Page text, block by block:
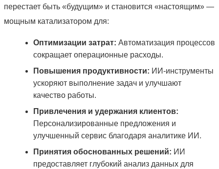
перестает быть «будущим» и становится «настоящим» —
мощным катализатором для:
Оптимизации затрат: Автоматизация процессов
сокращает операционные расходы.
Повышения продуктивности: ИИ-инструменты
ускоряют выполнение задач и улучшают
качество работы.
Привлечения и удержания клиентов:
Персонализированные предложения и
улучшенный сервис благодаря аналитике ИИ.
Принятия обоснованных решений: ИИ
предоставляет глубокий анализ данных для